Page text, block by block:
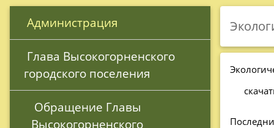
Администрация
городского поселения
Высокогорненского